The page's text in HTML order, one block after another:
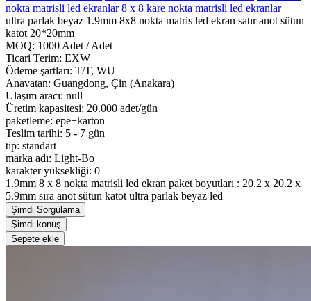
nokta matrisli led ekranlar 8 x 8 kare nokta matrisli led ekranlar
ultra parlak beyaz 1.9mm 8x8 nokta matris led ekran satır anot sütun
katot 20*20mm
MOQ: 1000 Adet / Adet
Ticari Terim: EXW
Ödeme şartları: T/T, WU
Anavatan: Guangdong, Çin (Anakara)
Ulaşım aracı: null
Üretim kapasitesi: 20.000 adet/gün
paketleme: epe+karton
Teslim tarihi: 5 - 7 gün
tip: standart
marka adı: Light-Bo
karakter yüksekliği: 0
1.9mm 8 x 8 nokta matrisli led ekran paket boyutları : 20.2 x 20.2 x
5.9mm sıra anot sütun katot ultra parlak beyaz led
Şimdi Sorgulama
Şimdi konuş
Sepete ekle